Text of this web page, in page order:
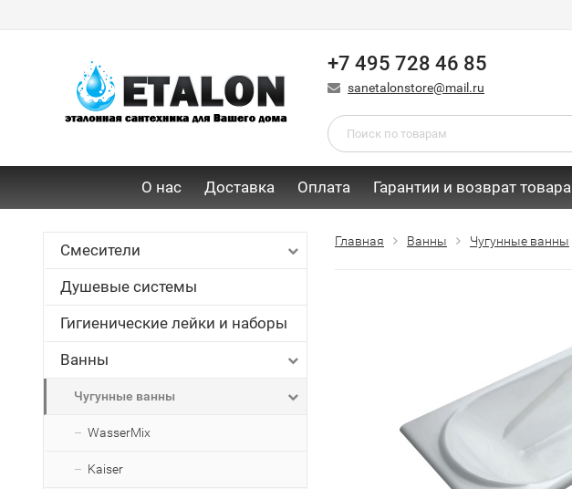
+7 495 728 46 85
sanetalonstore@mail.ru
О нас Доставка Оплата Гарантии и возврат товара
Смесители
Душевые системы
Гигиенические лейки и наборы
Ванны
Чугунные ванны
WasserMix
Kaiser
Главная Ванны Чугунные ванны